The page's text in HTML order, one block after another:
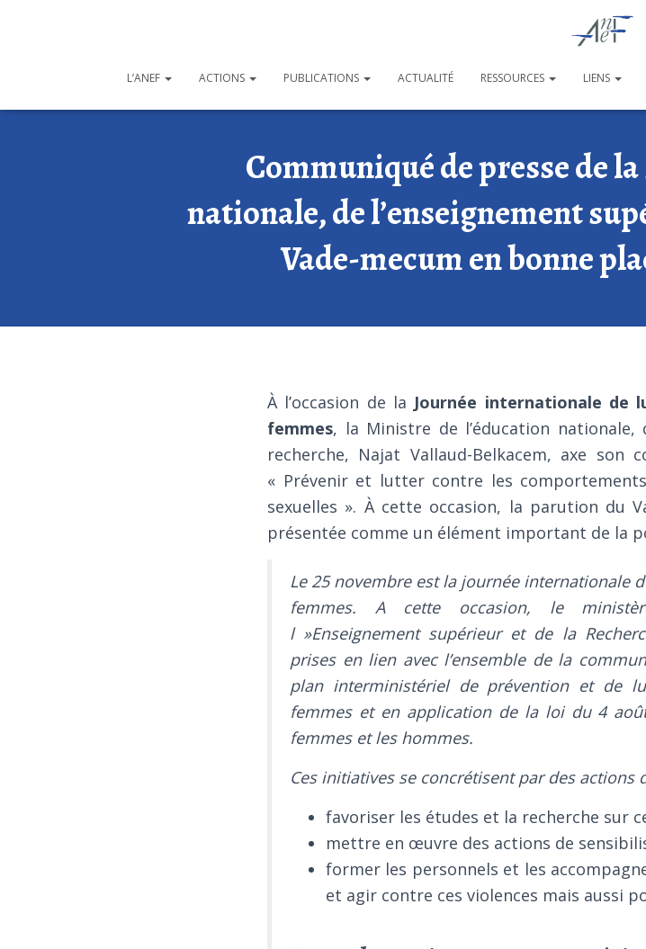
L’ANEF ACTIONS PUBLICATIONS ACTUALITÉ RESSOURCES LIENS
Communiqué de presse de
nationale, de l’enseignement
Vade-mecum en bonne
À l’occasion de la Journée internationale de
femmes, la Ministre de l’éducation
recherche, Najat Vallaud-Belkacem, axe
« Prévenir et lutter contre les
sexuelles ». À cette occasion, la parution du
présentée comme un élément important de la
Le 25 novembre est la journée internationale
femmes. A cette occasion, le
l »Enseignement supérieur et de la
prises en lien avec l’ensemble de la
plan interministériel de prévention et de
femmes et en application de la loi du 4
femmes et les hommes.
Ces initiatives se concrétisent par des actions
favoriser les études et la recherche sur
mettre en œuvre des actions de
former les personnels et les
et agir contre ces violences mais aussi